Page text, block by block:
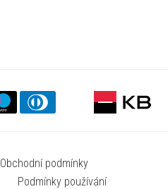
Obchodní podmínky
Podmínky používání